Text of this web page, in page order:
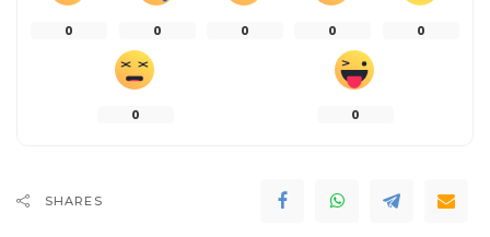
0 0 0 0 0
0 0
SHARES